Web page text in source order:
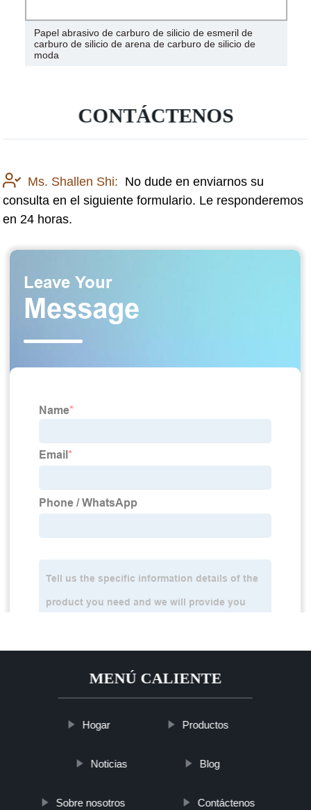
carburo de boro, placa de carburo de silicio, placa de
carburo de boro
CONTÁCTENOS
Ms. Shallen Shi: No dude en enviarnos su
consulta en el siguiente formulario. Le responderemos
en 24 horas.
MENÚ CALIENTE
Hogar Productos
Noticias Blog
Sobre nosotros Contáctenos